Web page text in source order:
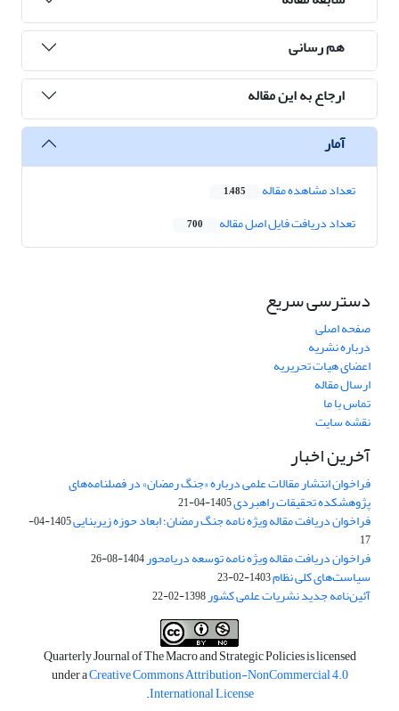
هم رسانی
ارجاع به این مقاله
آمار
تعداد مشاهده مقاله 1,485
تعداد دریافت فایل اصل مقاله 700
دسترسی سریع
صفحه اصلی
درباره نشریه
اعضای هیات تحریریه
ارسال مقاله
تماس با ما
نقشه سایت
آخرین اخبار
فراخوان انتشار مقالات علمی درباره «جنگ رمضان» در فصلنامه‌های
پژوهشکده تحقیقات راهبردی1405-04-21
فراخوان دریافت مقاله ویژه نامه جنگ رمضان؛ ابعاد حوزه زیربنایی
1405-04-
17
فراخوان دریافت مقاله ویژه نامه توسعه دریامحور1404-08-26
سیاست‌های کلی نظام1403-02-23
آئین‌نامه جدید نشریات علمی کشور1398-02-22
Quarterly Journal of The Macro and Strategic Policies is licensed
under aCreative Commons Attribution-NonCommercial 4.0
International License
.